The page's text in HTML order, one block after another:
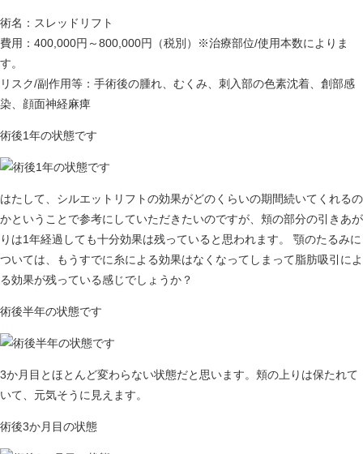
術名：スレッドリフト
費用：400,000円～800,000円（税別）※治療部位/使用本数によりま
す。
リスク/副作用等：手術後の腫れ、むくみ、刺入部の色素沈着、創部感
染、顔面神経麻痺
術後1年の状態です
はたして、シルエットリフトの効果がどのくらいの期間続いてくれるの
かということで参考にしていただきたいのですが、頬の部分の引きあが
りは1年経過しても十分効果は残っていると思われます。 顎のたるみに
ついては、もうすでに糸による効果はなくなってしまって脂肪吸引によ
る効果が残っている感じでしょうか？
術後半年の状態です
3か月目とほとんど変わらない状態だと思います。頬の上りは保たれて
いて、元気そうに見えます。
術後3か月目の状態